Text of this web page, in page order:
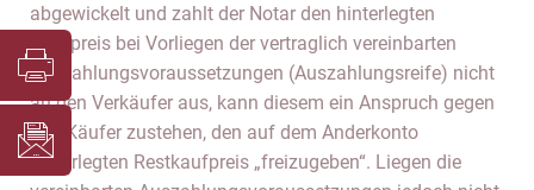
abgewickelt und zahlt der Notar den hinterlegten
Kaufpreis bei Vorliegen der vertraglich vereinbarten
Auszahlungsvoraussetzungen (Auszahlungsreife) nicht
an den Verkäufer aus, kann diesem ein Anspruch gegen
den Käufer zustehen, den auf dem Anderkonto
hinterlegten Restkaufpreis „freizugeben“. Liegen die